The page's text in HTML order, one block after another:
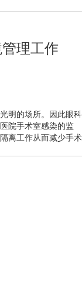
理工作
明的场所。因此眼科
院手术室感染的监
离工作从而减少手术